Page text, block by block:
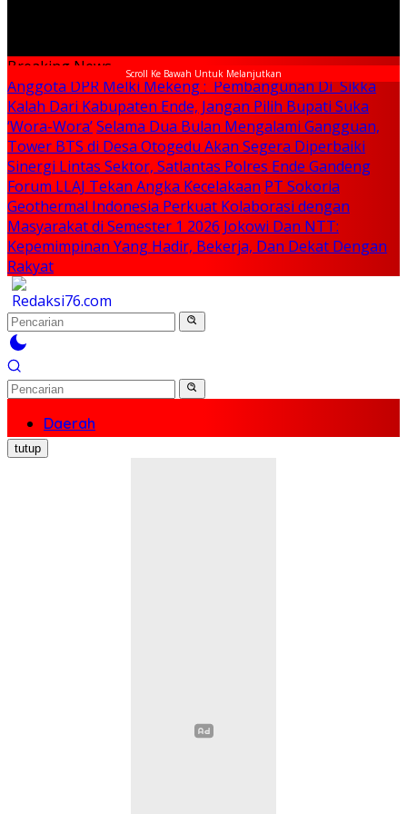
Scroll Ke Bawah Untuk Melanjutkan
Breaking News
Anggota DPR Melki Mekeng : Pembangunan Di Sikka
Kalah Dari Kabupaten Ende, Jangan Pilih Bupati Suka
‘Wora-Wora’Selama Dua Bulan Mengalami Gangguan,
Tower BTS di Desa Otogedu Akan Segera Diperbaiki
Sinergi Lintas Sektor, Satlantas Polres Ende Gandeng
Forum LLAJ Tekan Angka Kecelakaan PT Sokoria
Geothermal Indonesia Perkuat Kolaborasi dengan
Masyarakat di Semester 1 2026 Jokowi Dan NTT:
Kepemimpinan Yang Hadir, Bekerja, Dan Dekat Dengan
Rakyat
Daerah
Nasional
Politik
tutup